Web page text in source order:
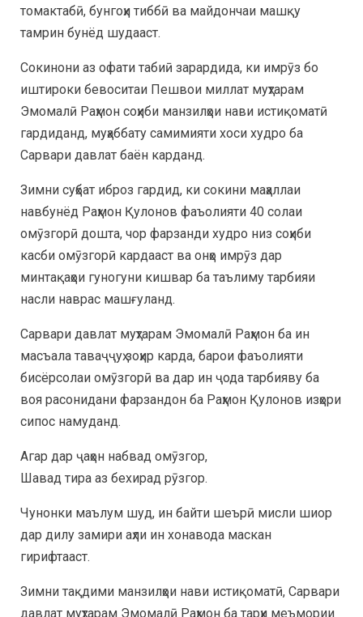
томактабӣ, бунгоҳи тиббӣ ва майдончаи машқу
тамрин бунёд шудааст.
Сокинони аз офати табиӣ зарардида, ки имрӯз бо
иштироки бевоситаи Пешвои миллат муҳтарам
Эмомалӣ Раҳмон соҳиби манзилҳои нави истиқоматӣ
гардиданд, муҳаббату самимияти хоси худро ба
Сарвари давлат баён карданд.
Зимни суҳбат иброз гардид, ки сокини маҳаллаи
навбунёд Раҳмон Қулонов фаъолияти 40 солаи
омӯзгорӣ дошта, чор фарзанди худро низ соҳиби
касби омӯзгорӣ кардааст ва онҳо имрӯз дар
минтақаҳои гуногуни кишвар ба таълиму тарбияи
насли наврас машғуланд.
Сарвари давлат муҳтарам Эмомалӣ Раҳмон ба ин
масъала таваҷҷуҳ зоҳир карда, барои фаъолияти
бисёрсолаи омӯзгорӣ ва дар ин ҷода тарбияву ба
воя расонидани фарзандон ба Раҳмон Қулонов изҳори
сипос намуданд.
Агар дар ҷаҳон набвад омӯзгор,
Шавад тира аз бехирад рӯзгор.
Чунонки маълум шуд, ин байти шеърӣ мисли шиор
дар дилу замири аҳли ин хонавода маскан
гирифтааст.
Зимни тақдими манзилҳои нави истиқоматӣ, Сарвари
давлат муҳтарам Эмомалӣ Раҳмон ба тарҳи меъмории